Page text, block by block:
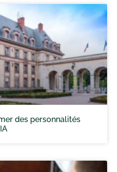
des personnalités